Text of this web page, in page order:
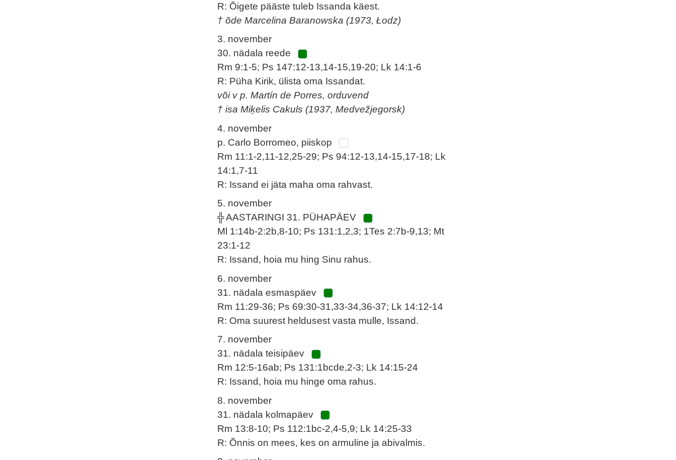
R: Õigete pääste tuleb Issanda käest.
† õde Marcelina Baranowska (1973, Łodz)
3. november
30. nädala reede
Rm 9:1-5; Ps 147:12-13,14-15,19-20; Lk 14:1-6
R: Püha Kirik, ülista oma Issandat.
või v p. Martín de Porres, orduvend
† isa Miķelis Cakuls (1937, Medvežjegorsk)
4. november
p. Carlo Borromeo, piiskop
Rm 11:1-2,11-12,25-29; Ps 94:12-13,14-15,17-18; Lk
14:1,7-11
R: Issand ei jäta maha oma rahvast.
5. november
╬ AASTARINGI 31. PÜHAPÄEV
Ml 1:14b-2:2b,8-10; Ps 131:1,2,3; 1Tes 2:7b-9,13; Mt
23:1-12
R: Issand, hoia mu hing Sinu rahus.
6. november
31. nädala esmaspäev
Rm 11:29-36; Ps 69:30-31,33-34,36-37; Lk 14:12-14
R: Oma suurest heldusest vasta mulle, Issand.
7. november
31. nädala teisipäev
Rm 12:5-16ab; Ps 131:1bcde,2-3; Lk 14:15-24
R: Issand, hoia mu hinge oma rahus.
8. november
31. nädala kolmapäev
Rm 13:8-10; Ps 112:1bc-2,4-5,9; Lk 14:25-33
R: Õnnis on mees, kes on armuline ja abivalmis.